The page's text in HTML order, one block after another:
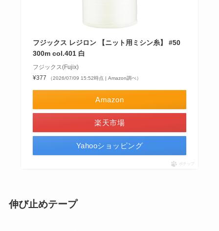
フジックス レジロン 【ニット用ミシン糸】 #50
300m col.401 白
フジックス(Fujix)
¥377
（2026/07/09 15:52時点 | Amazon調べ）
Amazon
楽天市場
Yahooショッピング
ポチップ
伸び止めテープ